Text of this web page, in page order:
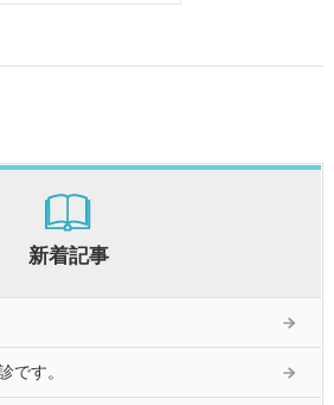
新着記事
です。